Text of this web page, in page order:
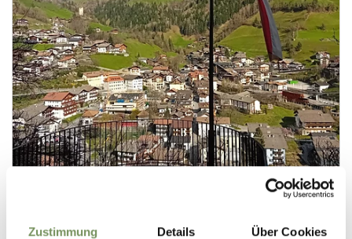
Zustimmung Details Über Cookies